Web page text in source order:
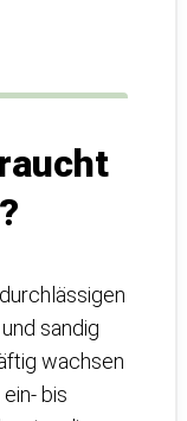
sandig
wachsen
bis